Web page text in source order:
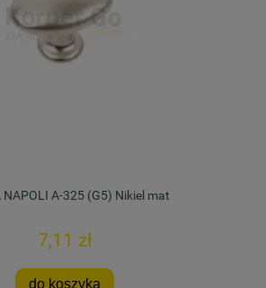
NAPOLI A-325 (G5) Nikiel mat
7,11 zł
do koszyka